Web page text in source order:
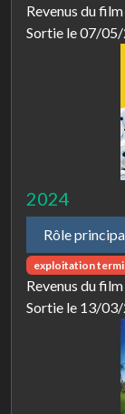
Revenus du film
Sortie le 07/
2024
Rôle
exploitation
Revenus du film
Sortie le 13/